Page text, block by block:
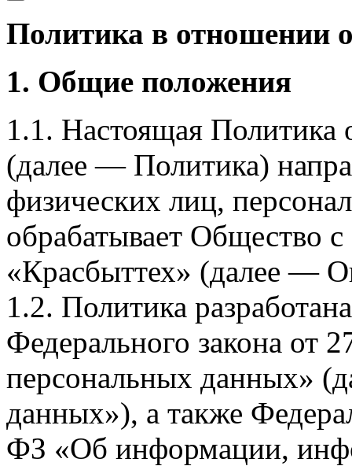
Политика в отношении
1. Общие положения
1.1. Настоящая Политика
(далее — Политика)
физических лиц,
обрабатывает Общество
«Красбыттех» (далее —
1.2. Политика
Федерального закона
персональных данных»
данных»), а также
ФЗ «Об информации,